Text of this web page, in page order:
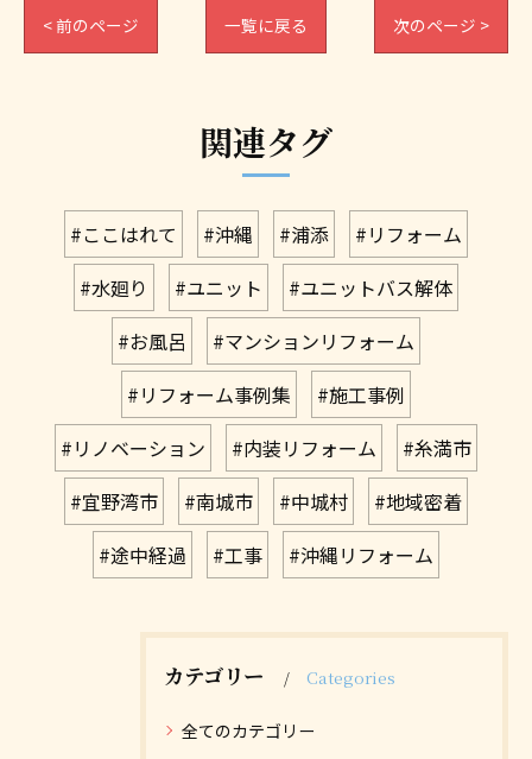
< 前のページ 一覧に戻る 次のページ >
関連タグ
#ここはれて #沖縄 #浦添
#リフォーム
#水廻り
#ユニット
#ユニットバス解体
#お風呂
#マンションリフォーム
#リフォーム事例集
#施工事例
#リノベーション
#内装リフォーム
#糸満市
#宜野湾市
#南城市 #中城村
#地域密着
#途中経過
#工事 #沖縄リフォーム
カテゴリー Categories
全てのカテゴリー